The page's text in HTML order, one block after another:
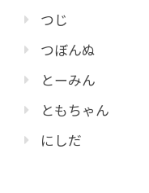
つじ
つぼんぬ
とーみん
ともちゃん
にしだ